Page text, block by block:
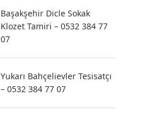
Başakşehir Dicle Sokak
Klozet Tamiri – 0532 384 77
07
Yukarı Bahçelievler Tesisatçı
– 0532 384 77 07